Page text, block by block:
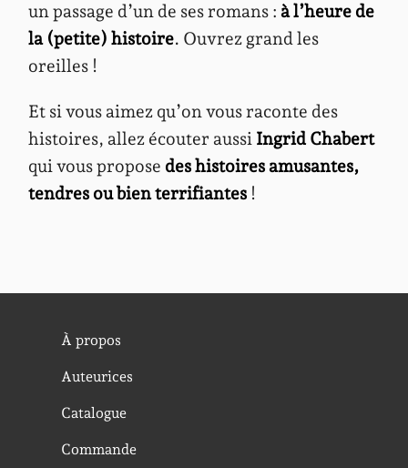
un passage d’un de ses romans : à l’heure de
la (petite) histoire. Ouvrez grand les
oreilles !
Et si vous aimez qu’on vous raconte des
histoires, allez écouter aussi Ingrid Chabert
qui vous propose des histoires amusantes,
tendres ou bien terrifiantes !
À propos
Auteurices
Catalogue
Commande